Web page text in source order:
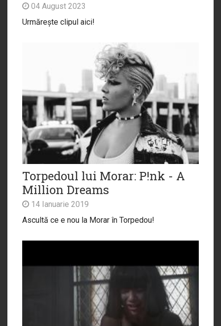
04 August 2023
Urmărește clipul aici!
Torpedoul lui Morar: P!nk - A
Million Dreams
14 Ianuarie 2019
Ascultă ce e nou la Morar în Torpedou!